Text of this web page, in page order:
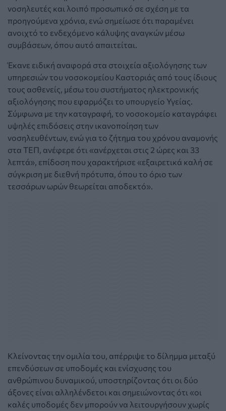
νοσηλευτές και λοιπό προσωπικό σε σχέση με τα
προηγούμενα χρόνια, ενώ σημείωσε ότι παραμένει
ανοιχτό το ενδεχόμενο κάλυψης αναγκών μέσω
συμβάσεων, όπου αυτό απαιτείται.
Έκανε ειδική αναφορά στα στοιχεία αξιολόγησης των
υπηρεσιών του νοσοκομείου Καστοριάς από τους ίδιους
τους ασθενείς, μέσω του συστήματος ηλεκτρονικής
αξιολόγησης που εφαρμόζει το υπουργείο Υγείας.
Σύμφωνα με την καταγραφή, το νοσοκομείο καταγράφει
υψηλές επιδόσεις στην ικανοποίηση των
νοσηλευθέντων, ενώ για το ζήτημα του χρόνου αναμονής
στα ΤΕΠ, ανέφερε ότι «ανέρχεται στις 2 ώρες και 33
λεπτά», επίδοση που χαρακτήρισε «εξαιρετικά καλή σε
σύγκριση με διεθνή πρότυπα, όπου το όριο των
τεσσάρων ωρών θεωρείται αποδεκτό».
Κλείνοντας την ομιλία του, απέρριψε το δίλημμα μεταξύ
επενδύσεων σε υποδομές και ενίσχυσης του
ανθρώπινου δυναμικού, υποστηρίζοντας ότι οι δύο
άξονες είναι αλληλένδετοι και σημειώνοντας ότι «οι
καλές υποδομές δεν μπορούν να λειτουργήσουν χωρίς